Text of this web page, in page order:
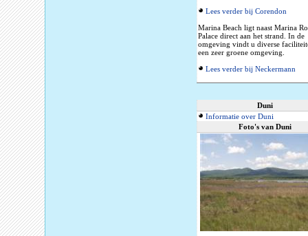
Lees verder bij Corendon
Marina Beach ligt naast Marina
Palace direct aan het strand. In de
omgeving vindt u diverse
een zeer groene omgeving.
Lees verder bij Neckermann
Duni
Informatie over Duni
Foto's van Duni